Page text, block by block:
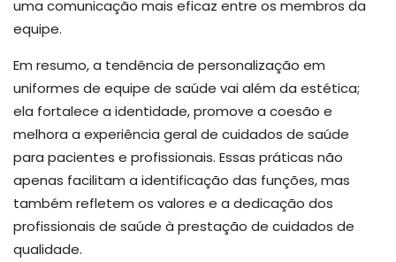
uma comunicação mais eficaz entre os membros da
equipe.
Em resumo, a tendência de personalização em
uniformes de equipe de saúde vai além da estética;
ela fortalece a identidade, promove a coesão e
melhora a experiência geral de cuidados de saúde
para pacientes e profissionais. Essas práticas não
apenas facilitam a identificação das funções, mas
também refletem os valores e a dedicação dos
profissionais de saúde à prestação de cuidados de
qualidade.